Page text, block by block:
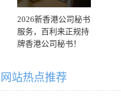
2026新香港公司秘书
服务，百利来正规持
牌香港公司秘书！
网站热点推荐